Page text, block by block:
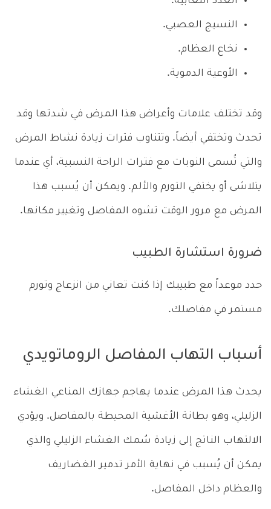
النسيج العصبي.
نخاع العظام.
الأوعية الدموية.
وقد تختلف علامات وأعراض هذا المرض في شدتها وقد
تحدث وتختفي أيضاً. وتتناوب فترات زيادة نشاط المرض
والتي تُسمى النوبات مع فترات الراحة النسبية، أي عندما
يتلاشى أو يختفي التورم والألم. ويمكن أن يُسبب هذا
المرض مع مرور الوقت تشوه المفاصل وتغيير مكانها.
ضرورة استشارة الطبيب
حدد موعداً مع طبيبك إذا كنت تعاني من انزعاج وتورم
مستمر في مفاصلك.
أسباب التهاب المفاصل الروماتويدي
يحدث هذا المرض عندما يهاجم جهازك المناعي الغشاء
الزليلي، وهو بطانة الأغشية المحيطة بالمفاصل. ويؤدي
الالتهاب الناتج إلى زيادة سُمك الغشاء الزليلي والذي
يمكن أن يُسبب في نهاية الأمر تدمير الغضاريف
والعظام داخل المفاصل.